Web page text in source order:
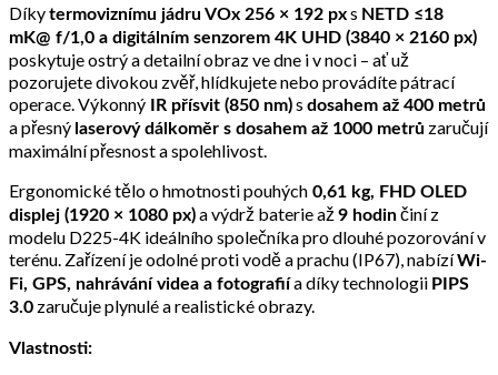
Díkytermoviznímu jádru VOx 256 × 192 pxs NETD ≤18
mK@ f/1,0 a digitálním senzorem 4K UHD (3840 × 2160 px)
poskytuje ostrý a detailní obraz ve dne i v noci – ať už
pozorujete divokou zvěř, hlídkujete nebo provádíte pátrací
operace. Výkonný IR přísvit (850 nm)s dosahem až 400 metrů
a přesný laserový dálkoměr s dosahem až 1000 metrů zaručují
maximální přesnost a spolehlivost.
Ergonomické tělo o hmotnosti pouhých 0,61 kg, FHD OLED
displej (1920 × 1080 px)a výdrž baterie až 9 hodinčiní z
modelu D225-4K ideálního společníka pro dlouhé pozorování v
terénu. Zařízení je odolné proti vodě a prachu (IP67), nabízíWi-
Fi, GPS, nahrávání videa a fotografiía díky technologii PIPS
3.0 zaručuje plynulé a realistické obrazy.
Vlastnosti: